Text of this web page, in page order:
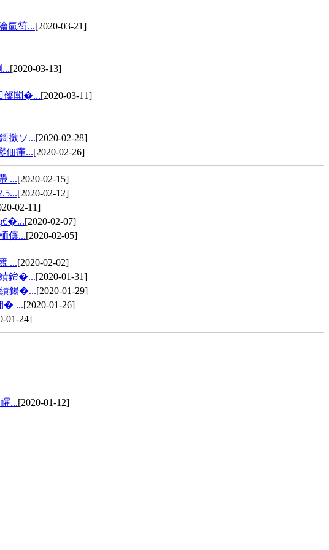
氫笉...[2020-03-21]
[2020-03-13]
儏闃�...[2020-03-11]
撳ソ...[2020-02-28]
佃瘽...[2020-02-26]
...[2020-02-15]
[2020-02-12]
02-11]
[2020-02-07]
儴...[2020-02-05]
...[2020-02-02]
鍗�...[2020-01-31]
鍚�...[2020-01-29]
� ...[2020-01-26]
01-24]
...[2020-01-12]